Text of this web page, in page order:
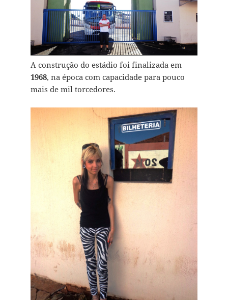
A construção do estádio foi finalizada em
1968, na época com capacidade para pouco
mais de mil torcedores.